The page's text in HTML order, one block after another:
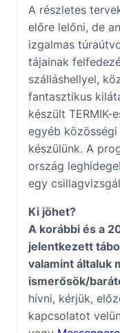
A részletes
előre lelőni, de
izgalmas
tájainak
szálláshellyel,
fantasztikus
készült
egyéb
készülünk. A
ország
egy
Ki jöhet?
A korábbi és a
jelentkezett
valamint általuk
ismerősök/
hívni, kérjük,
kapcsolatot